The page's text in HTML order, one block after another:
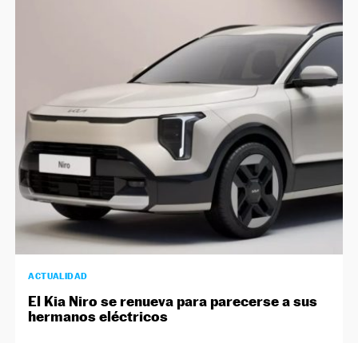
ACTUALIDAD
El Kia Niro se renueva para parecerse a sus
hermanos eléctricos